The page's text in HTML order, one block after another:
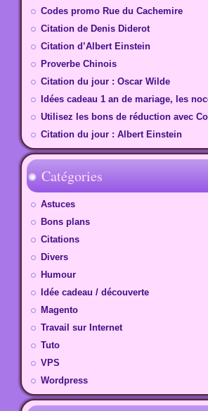
Codes promo Rue du Cachemire
Citation de Denis Diderot
Citation d’Albert Einstein
Proverbe Chinois
Citation du jour : Oscar Wilde
Idées cadeau 1 an de mariage, les
Utilisez les bons de réduction avec
Citation du jour : Albert Einstein
Catégories
Astuces
Bons plans
Citations
Divers
Humour
Idée cadeau / découverte
Magento
Travail sur Internet
Tuto
VPS
Wordpress